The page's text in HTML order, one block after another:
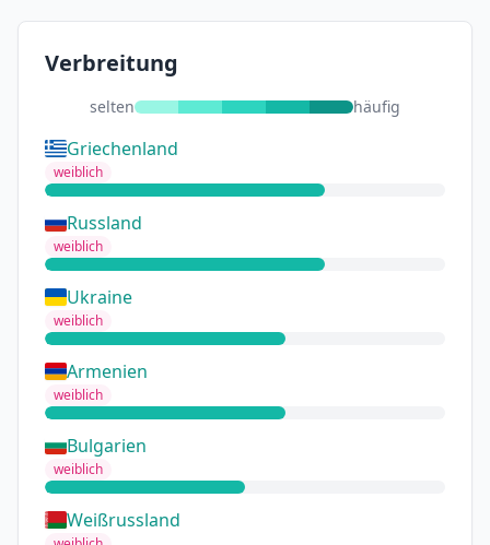
Verbreitung
selten häufig
Griechenland
weiblich
Russland
weiblich
Ukraine
weiblich
Armenien
weiblich
Bulgarien
weiblich
Weißrussland